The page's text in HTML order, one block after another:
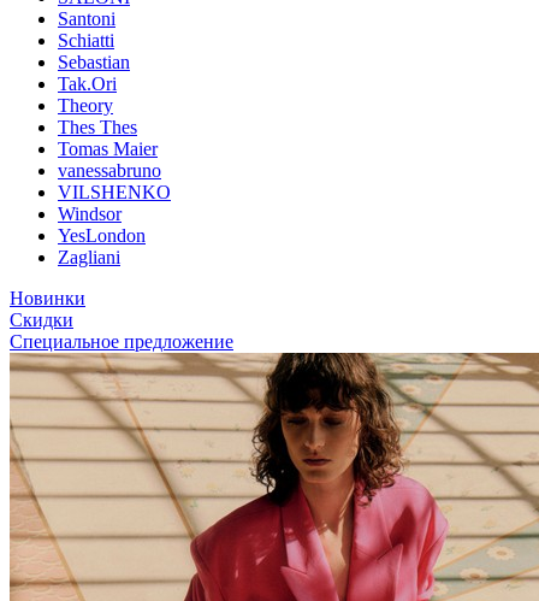
Santoni
Schiatti
Sebastian
Tak.Ori
Theory
Thes Thes
Tomas Maier
vanessabruno
VILSHENKO
Windsor
YesLondon
Zagliani
Новинки
Скидки
Специальное предложение